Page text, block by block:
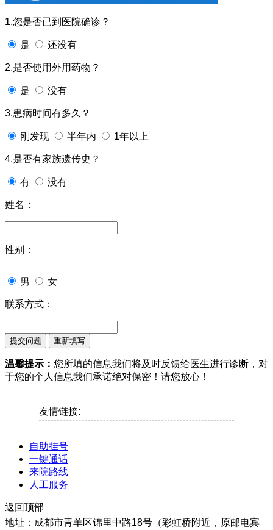
1.您是否已到医院确诊？
是 还没有
2.是否使用外用药物？
是 没有
3.患病时间有多久？
刚发现 半年内 1年以上
4.是否有家族遗传史？
有 没有
姓名：
性别：
男 女
联系方式：
温馨提示： 您所填的信息我们将及时反馈给医生进行诊断，对
于您的个人信息我们承诺绝对保密！请您放心！
友情链接:
自助挂号
一键通话
来院路线
人工服务
返回顶部
地址：成都市青羊区锦里中路18号（彩虹桥附近，原邮电宾